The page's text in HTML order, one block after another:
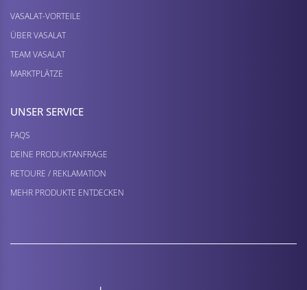
VASALAT-VORTEILE
ÜBER VASALAT
TEAM VASALAT
MARKTPLÄTZE
UNSER SERVICE
FAQS
DEINE PRODUKTANFRAGE
RETOURE / REKLAMATION
MEHR PRODUKTE ENTDECKEN